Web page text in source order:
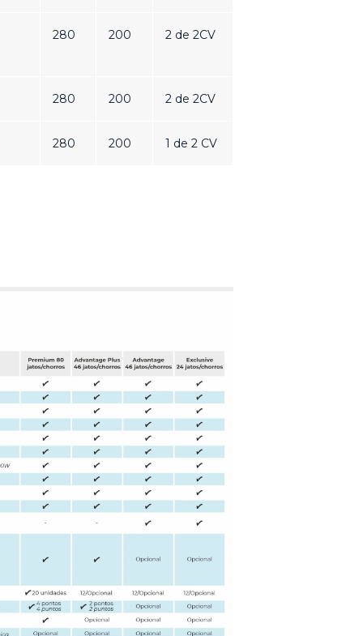
280 200 2 de 2CV
280 200 2 de 2CV
280 200 1 de 2 CV